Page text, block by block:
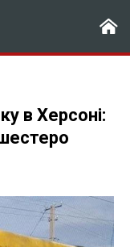
в Херсоні: